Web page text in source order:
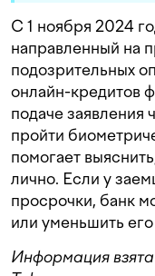
С 1 ноября 2024
направленный на
подозрительных
онлайн-кредитов
подаче
пройти
помогает
лично. Если у
просрочки, банк
или уменьшить
Информация